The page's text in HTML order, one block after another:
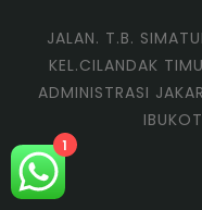
JALAN. T.B.
KEL.CILANDAK
ADMINISTRASI
1